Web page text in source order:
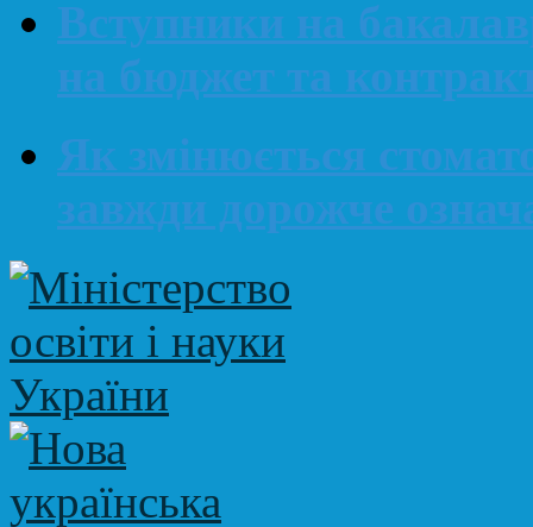
Вступники на
на бюджет та
Як змінюється
завжди дорожче